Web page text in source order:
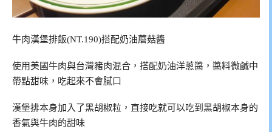
牛肉漢堡排飯(NT.190)搭配奶油蘑菇醬
使用美國牛肉與台灣豬肉混合，搭配奶油洋蔥醬，醬料微鹹中
帶點甜味，吃起來不會膩口
漢堡排本身加入了黑胡椒粒，直接吃就可以吃到黑胡椒本身的
香氣與牛肉的甜味